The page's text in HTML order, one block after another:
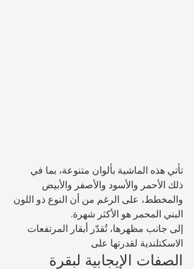
تأتي هذه الماشية بألوان متنوعة، بما في
ذلك الأحمر والأسود والأصفر والأبيض
والمخطط، على الرغم من أن النوع ذو اللون
البني المحمر هو الأكثر شهرة.
إلى جانب مظهرها، تُقدّر أبقار المرتفعات
الاسكتلندية لقدرتها على
الصفات الإيجابية لبقرة